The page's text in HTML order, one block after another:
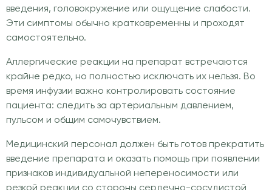
введения, головокружение или ощущение слабости.
Эти симптомы обычно кратковременны и проходят
самостоятельно.
Аллергические реакции на препарат встречаются
крайне редко, но полностью исключать их нельзя. Во
время инфузии важно контролировать состояние
пациента: следить за артериальным давлением,
пульсом и общим самочувствием.
Медицинский персонал должен быть готов прекратить
введение препарата и оказать помощь при появлении
признаков индивидуальной непереносимости или
резкой реакции со стороны сердечно-сосудистой